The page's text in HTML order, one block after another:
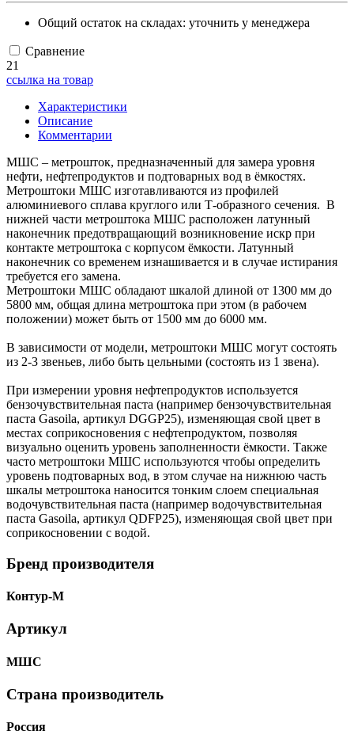
Общий остаток на складах: уточнить у менеджера
Сравнение
21
ссылка на товар
Характеристики
Описание
Комментарии
МШС – метрошток, предназначенный для замера уровня
нефти, нефтепродуктов и подтоварных вод в ёмкостях.
Метроштоки МШС изготавливаются из профилей
алюминиевого сплава круглого или Т-образного сечения. В
нижней части метроштока МШС расположен латунный
наконечник предотвращающий возникновение искр при
контакте метроштока с корпусом ёмкости. Латунный
наконечник со временем изнашивается и в случае истирания
требуется его замена.
Метроштоки МШС обладают шкалой длиной от 1300 мм до
5800 мм, общая длина метроштока при этом (в рабочем
положении) может быть от 1500 мм до 6000 мм.
В зависимости от модели, метроштоки МШС могут состоять
из 2-3 звеньев, либо быть цельными (состоять из 1 звена).
При измерении уровня нефтепродуктов используется
бензочувствительная паста (например бензочувствительная
паста Gasoila, артикул DGGP25), изменяющая свой цвет в
местах соприкосновения с нефтепродуктом, позволяя
визуально оценить уровень заполненности ёмкости. Также
часто метроштоки МШС используются чтобы определить
уровень подтоварных вод, в этом случае на нижнюю часть
шкалы метроштока наносится тонким слоем специальная
водочувствительная паста (например водочувствительная
паста Gasoila, артикул QDFP25), изменяющая свой цвет при
соприкосновении с водой.
Бренд производителя
Контур-М
Артикул
МШС
Страна производитель
Россия